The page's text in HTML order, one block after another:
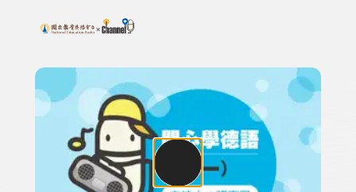
上方功能區塊
搜尋關鍵字：可輸入節目名稱、主持人或關鍵字